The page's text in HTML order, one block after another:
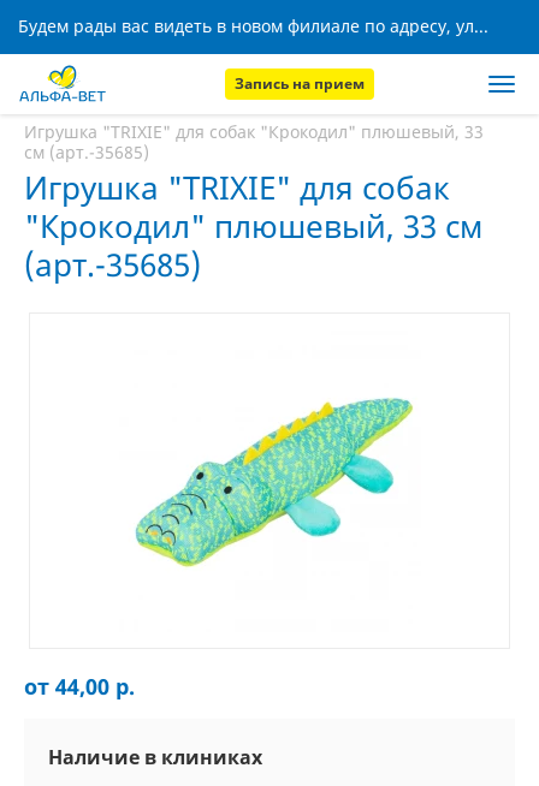
Будем рады вас видеть в новом филиале по адресу, ул. Кижеватова, 8!
Запись на прием
Главная
Игрушка "TRIXIE" для собак "Крокодил" плюшевый, 33
см (арт.-35685)
Игрушка "TRIXIE" для собак
"Крокодил" плюшевый, 33 см
(арт.-35685)
от 44,00 р.
Наличие в клиниках